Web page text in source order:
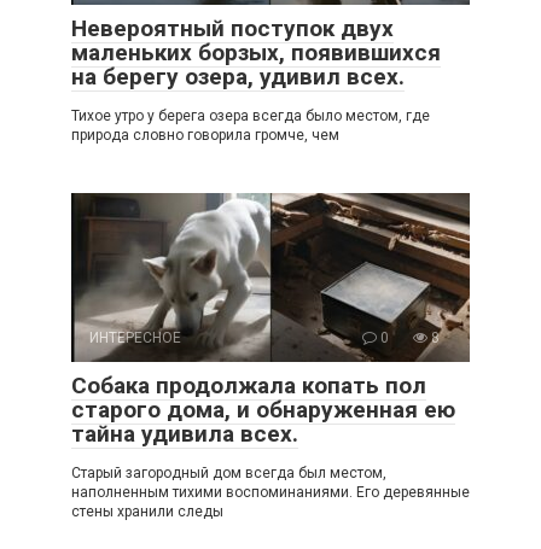
Невероятный поступок двух
маленьких борзых, появившихся
на берегу озера, удивил всех.
Тихое утро у берега озера всегда было местом, где
природа словно говорила громче, чем
ИНТЕРЕСНОЕ 0 8
Собака продолжала копать пол
старого дома, и обнаруженная ею
тайна удивила всех.
Старый загородный дом всегда был местом,
наполненным тихими воспоминаниями. Его деревянные
стены хранили следы